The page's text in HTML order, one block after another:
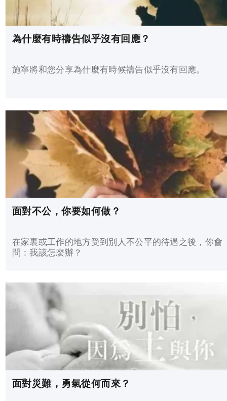
為什麼有時禱告似乎沒有回應？
施寧將和您分享為什麼有時候禱告似乎沒有回應。
面對不公，你要如何做？
在家裏或工作的地方受到別人不公平的待遇之後，你會
問：我該怎麼辦？
面對災難，勇氣從何而來？